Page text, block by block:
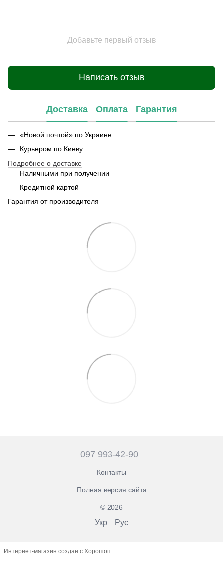
Добавьте первый отзыв
Написать отзыв
Доставка Оплата Гарантия
«Новой почтой» по Украине.
Курьером по Киеву.
Подробнее о доставке
Наличными при получении
Кредитной картой
Гарантия от производителя
097 993-42-90
Контакты
Полная версия сайта
© 2026
Укр Рус
Интернет-магазин создан с Хорошоп